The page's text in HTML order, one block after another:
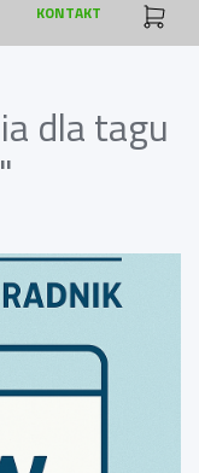
KONTAKT
dla tagu